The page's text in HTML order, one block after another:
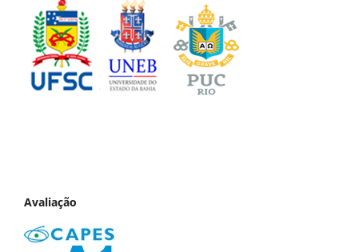
Avaliação